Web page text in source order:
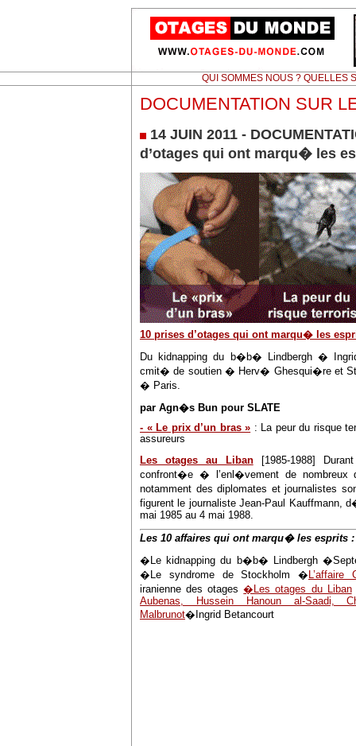
QUI SOMMES NOUS ? QUELLES
DOCUMENTATION SUR
14 JUIN 2011 -
d’otages qui ont marqu� les
10 prises d’otages qui ont marqu� les
Du kidnapping du b�b� Lindbergh �
cmit� de soutien � Herv� Ghesqui�re et
� Paris.
par Agn�s Bun pour SLATE
- « Le prix d’un bras » : La peur du risque
assureurs
Les otages au Liban[1985-1988]
confront�e � l’enl�vement de nombreux
notamment des diplomates et journalistes
figurent le journaliste Jean-Paul Kauffmann,
mai 1985 au 4 mai 1988.
Les 10 affaires qui ont marqu� les esprits :
�Le kidnapping du b�b� Lindbergh
�Le syndrome de Stockholm � L’affaire
iranienne des otages�Les otages du Liban
Aubenas, Hussein Hanoun al-Saadi,
Malbrunot�Ingrid Betancourt